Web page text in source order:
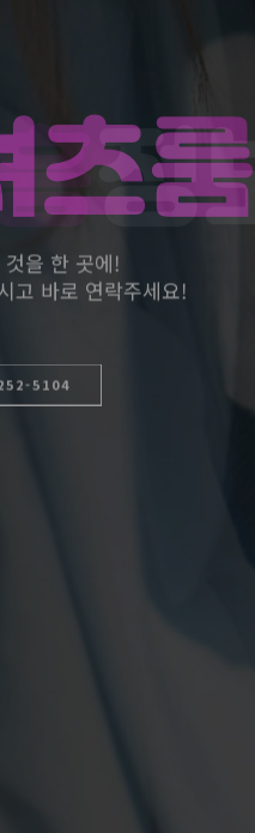
정
을 한 곳에!
고 바로 연락주세요!
5104